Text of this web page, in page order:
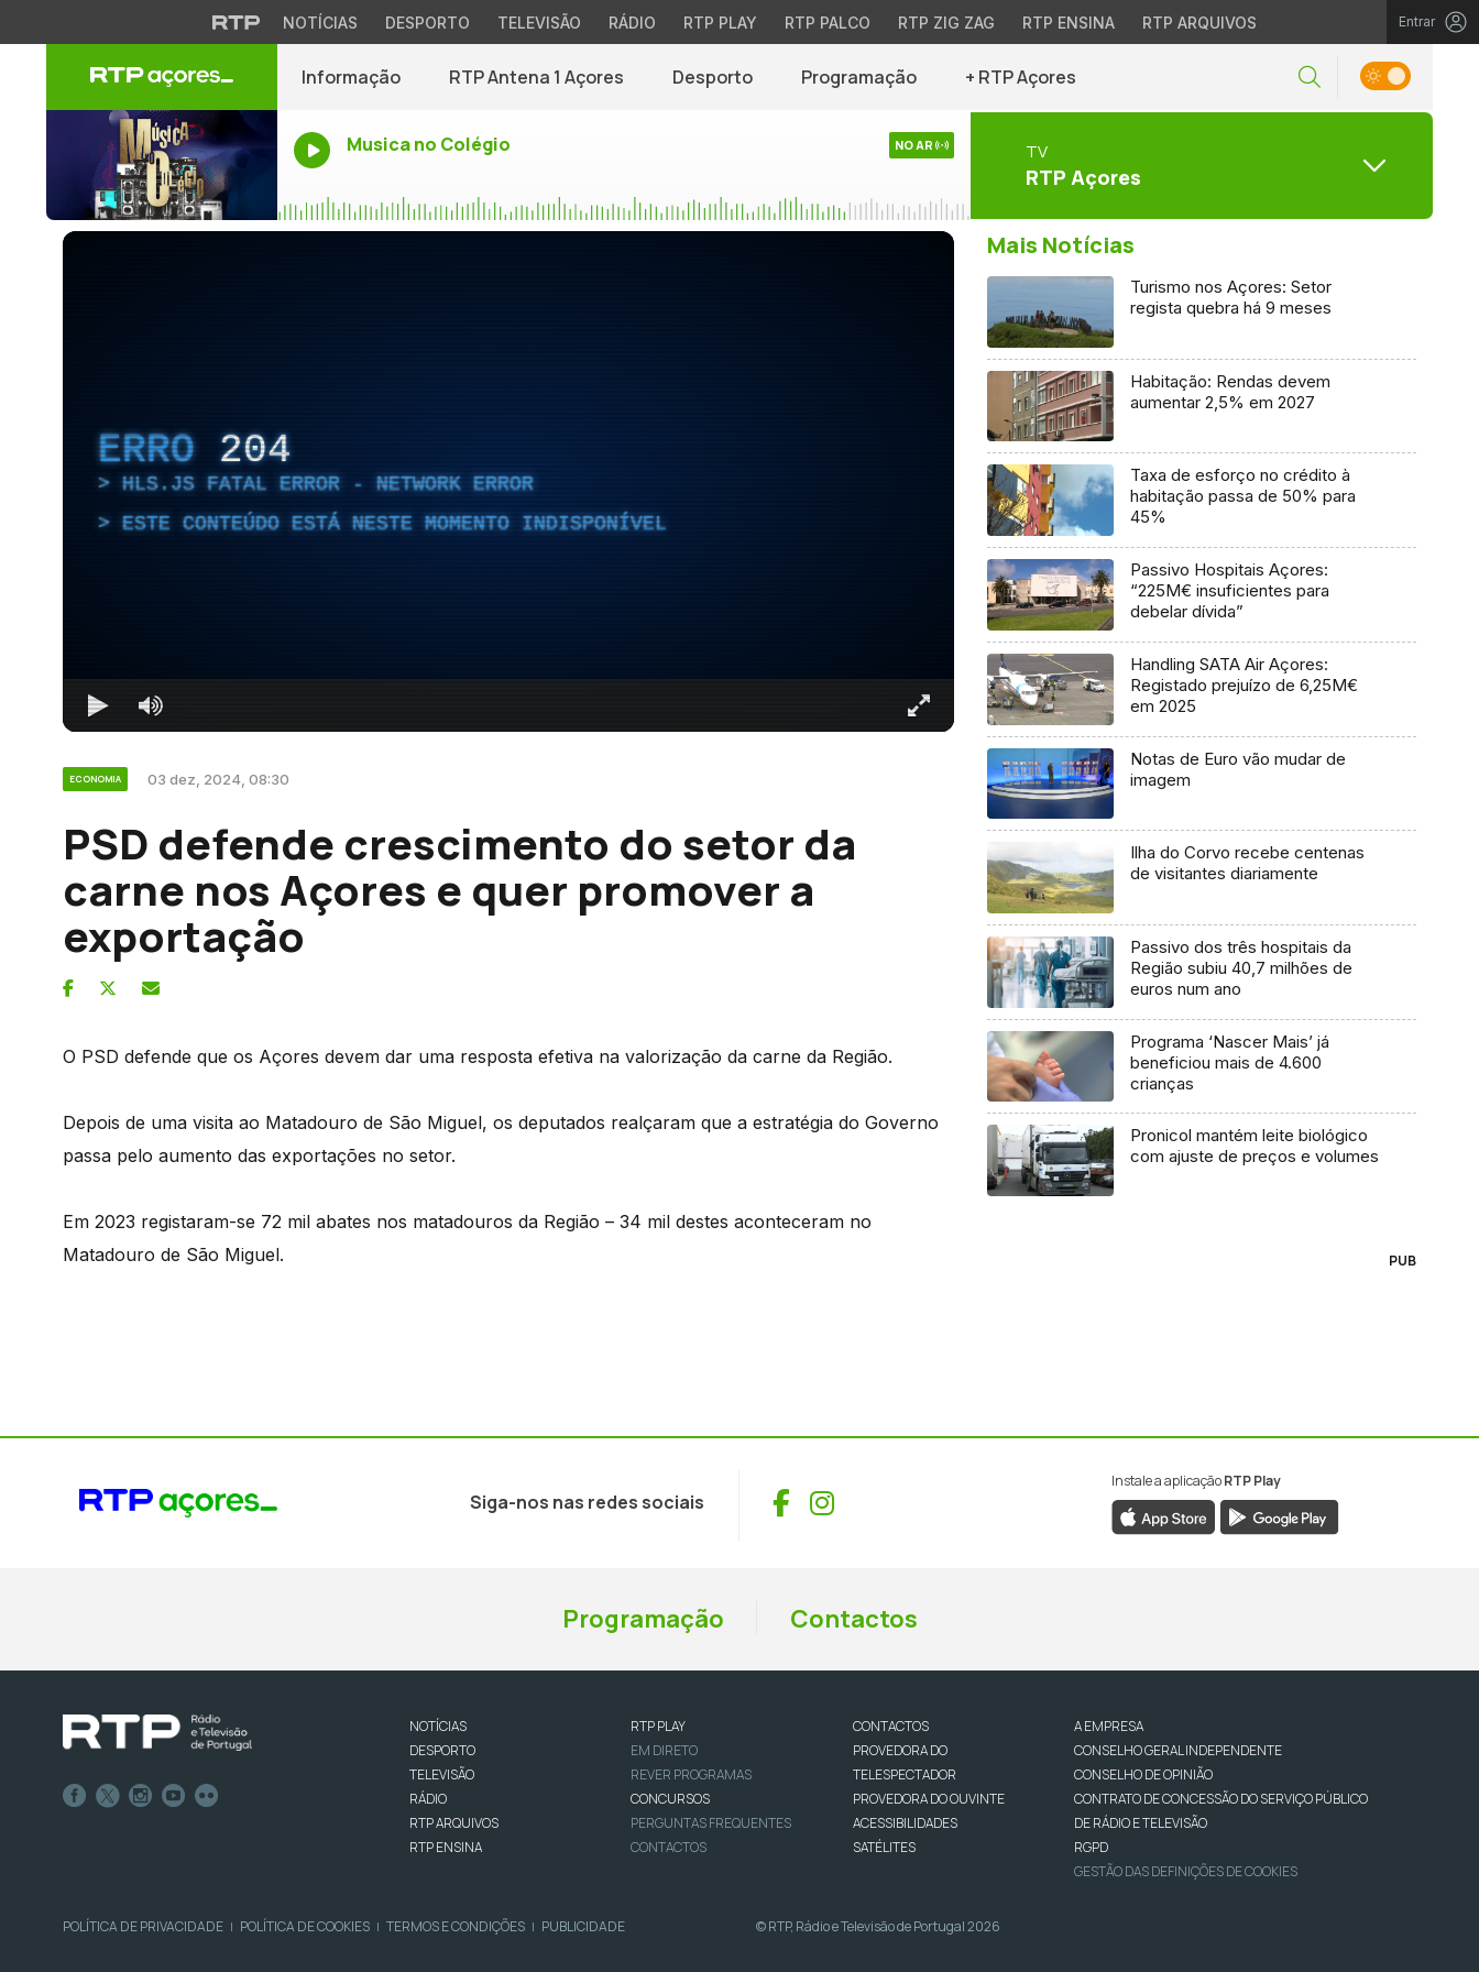
NOTÍCIAS DESPORTO TELEVISÃO RÁDIO RTP PLAY RTP PALCO RTP ZIG ZAG RTP ENSINA RTP ARQUIVOS Entrar
Informação RTP Antena 1 Açores Desporto Programação + RTP Açores
Musica no Colégio NO AR TV
RTP Açores
ERRO 204
HLS.JS FATAL ERROR - NETWORK ERROR
ESTE CONTEÚDO ESTÁ NESTE MOMENTO INDISPONÍVEL
ECONOMIA 03 dez, 2024, 08:30
PSD defende crescimento do setor da
carne nos Açores e quer promover a
exportação
O PSD defende que os Açores devem dar uma resposta efetiva na valorização da carne da Região.
Depois de uma visita ao Matadouro de São Miguel, os deputados realçaram que a estratégia do Governo
passa pelo aumento das exportações no setor.
Em 2023 registaram-se 72 mil abates nos matadouros da Região – 34 mil destes aconteceram no
Matadouro de São Miguel.
Mais Notícias
Turismo nos Açores: Setor
regista quebra há 9 meses
Habitação: Rendas devem
aumentar 2,5% em 2027
Taxa de esforço no crédito à
habitação passa de 50% para
45%
Passivo Hospitais Açores:
“225M€ insuficientes para
debelar dívida”
Handling SATA Air Açores:
Registado prejuízo de 6,25M€
em 2025
Notas de Euro vão mudar de
imagem
Ilha do Corvo recebe centenas
de visitantes diariamente
Passivo dos três hospitais da
Região subiu 40,7 milhões de
euros num ano
Programa ‘Nascer Mais’ já
beneficiou mais de 4.600
crianças
Pronicol mantém leite biológico
com ajuste de preços e volumes
PUB
Siga-nos nas redes sociais Facebook
Instagram
Instale a aplicaçãoRTP Play
Programação Contactos
NOTÍCIAS
DESPORTO
TELEVISÃO
RÁDIO
RTP ARQUIVOS
RTP ENSINA
RTP PLAY
EM DIRETO
REVER PROGRAMAS
CONCURSOS
PERGUNTAS FREQUENTES
CONTACTOS
CONTACTOS
PROVEDORA DO
TELESPECTADOR
PROVEDORA DO OUVINTE
ACESSIBILIDADES
SATÉLITES
A EMPRESA
CONSELHO GERAL INDEPENDENTE
CONSELHO DE OPINIÃO
CONTRATO DE CONCESSÃO DO SERVIÇO PÚBLICO
DE RÁDIO E TELEVISÃO
RGPD
GESTÃO DAS DEFINIÇÕES DE COOKIES
POLÍTICA DE PRIVACIDADE | POLÍTICA DE COOKIES | TERMOS E CONDIÇÕES | PUBLICIDADE © RTP, Rádio e Televisão de Portugal 2026